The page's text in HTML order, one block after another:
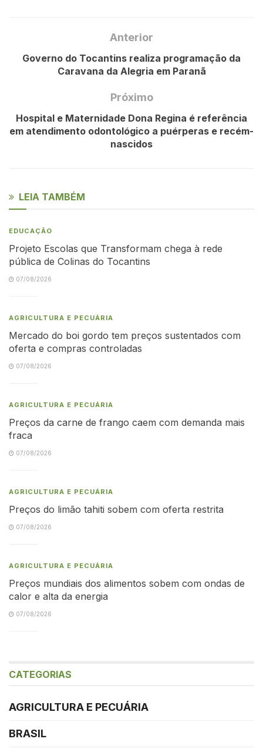
Anterior
Governo do Tocantins realiza programação da
Caravana da Alegria em Paranã
Próximo
Hospital e Maternidade Dona Regina é referência
em atendimento odontológico a puérperas e recém-
nascidos
LEIA TAMBÉM
EDUCAÇÃO
Projeto Escolas que Transformam chega à rede
pública de Colinas do Tocantins
07/08/2026
AGRICULTURA E PECUÁRIA
Mercado do boi gordo tem preços sustentados com
oferta e compras controladas
07/08/2026
AGRICULTURA E PECUÁRIA
Preços da carne de frango caem com demanda mais
fraca
07/08/2026
AGRICULTURA E PECUÁRIA
Preços do limão tahiti sobem com oferta restrita
07/08/2026
AGRICULTURA E PECUÁRIA
Preços mundiais dos alimentos sobem com ondas de
calor e alta da energia
07/08/2026
CATEGORIAS
AGRICULTURA E PECUÁRIA
BRASIL